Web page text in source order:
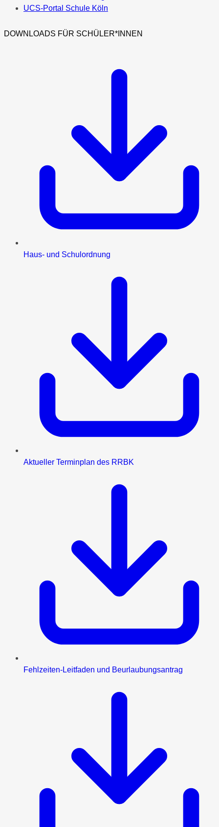
UCS-Portal Schule Köln
DOWNLOADS FÜR SCHÜLER*INNEN
Haus- und Schulordnung
Aktueller Terminplan des RRBK
Fehlzeiten-Leitfaden und Beurlaubungsantrag